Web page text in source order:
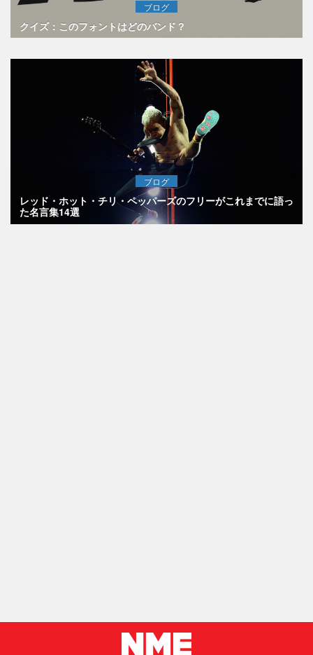
ブログ
クイズ：このフォントはどのバンド？
ブログ
レッド・ホット・チリ・ペッパーズのフリーがこれまでに語っ
た名言集14選